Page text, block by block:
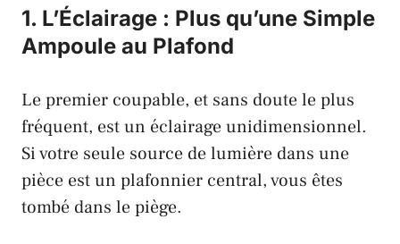
1. L’Éclairage : Plus qu’une Simple
Ampoule au Plafond
Le premier coupable, et sans doute le plus
fréquent, est un éclairage unidimensionnel.
Si votre seule source de lumière dans une
pièce est un plafonnier central, vous êtes
tombé dans le piège.